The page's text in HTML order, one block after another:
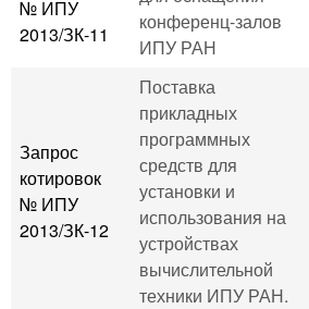
№ ИПУ
2013/ЗК-11
конференц-залов
ИПУ РАН
Запрос
котировок
№ ИПУ
2013/ЗК-12
Поставка
прикладных
программных
средств для
установки и
использования на
устройствах
вычислительной
техники ИПУ РАН.